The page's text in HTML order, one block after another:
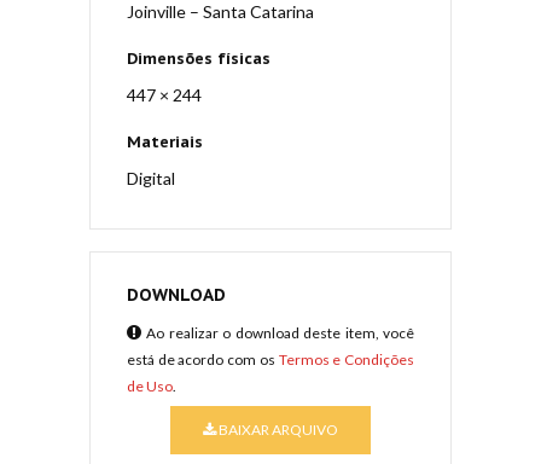
Joinville – Santa Catarina
Dimensões físicas
447 × 244
Materiais
Digital
DOWNLOAD
Ao realizar o download deste item, você
está de acordo com os Termos e Condições
de Uso.
BAIXAR ARQUIVO